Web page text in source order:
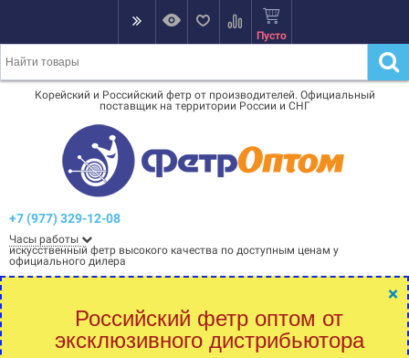
Пусто
Корейский и Российский фетр от производителей. Официальный
поставщик на территории России и СНГ
+7 (977) 329-12-08
Часы работы
искусственный фетр высокого качества по доступным ценам у
официального дилера
×
Российский фетр оптом от
эксклюзивного дистрибьютора